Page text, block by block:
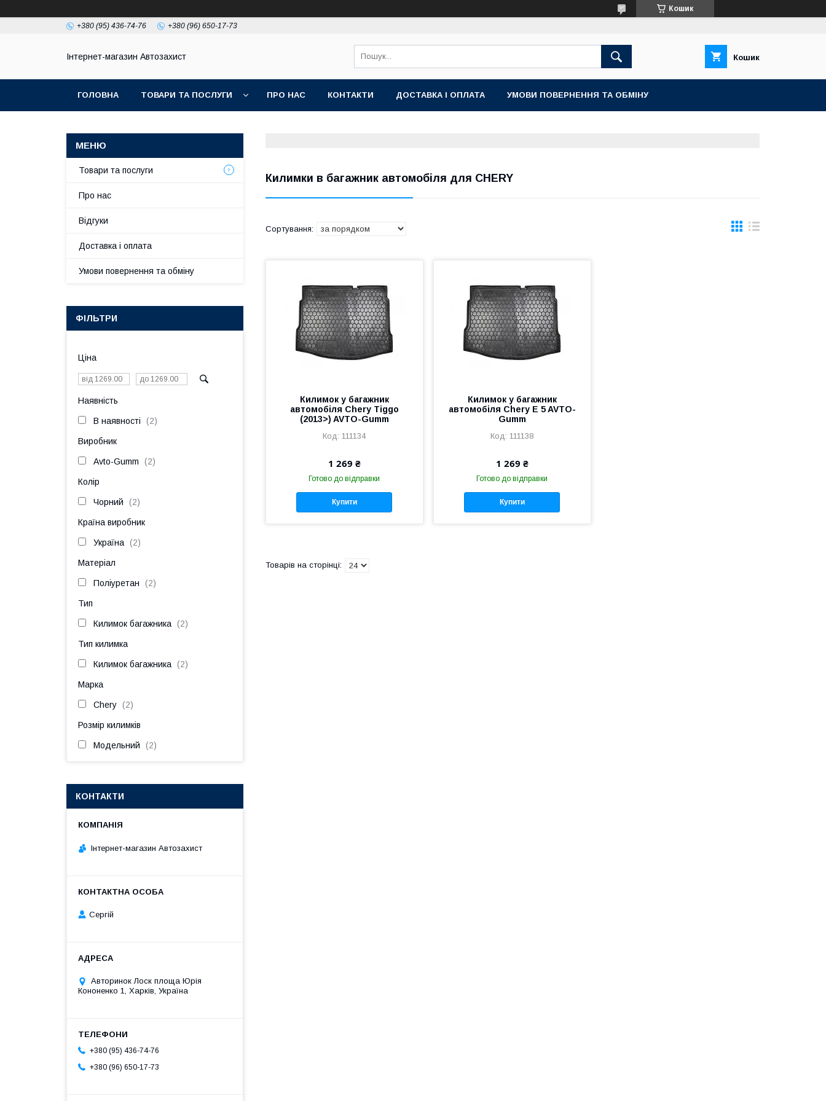
Кошик
+380 (95) 436-74-76 +380 (96) 650-17-73
Інтернет-магазин Автозахист Кошик
ГОЛОВНА ТОВАРИ ТА ПОСЛУГИ ПРО НАС КОНТАКТИ ДОСТАВКА І ОПЛАТА УМОВИ ПОВЕРНЕННЯ ТА ОБМІНУ
Килимки в багажник автомобіля для CHERY
Килимок у багажник
автомобіля Chery Tiggo
(2013>) AVTO-Gumm
111134
1 269 ₴
Готово до відправки
Купити
Килимок у багажник
автомобіля Chery E 5 AVTO-
Gumm
111138
1 269 ₴
Готово до відправки
Купити
Товари та послуги
Про нас
Відгуки
Доставка і оплата
Умови повернення та обміну
ФІЛЬТРИ
Ціна
Наявність
В наявності 2
Виробник
Avto-Gumm 2
Колір
Чорний 2
Країна виробник
Україна 2
Матеріал
Поліуретан 2
Тип
Килимок багажника 2
Тип килимка
Килимок багажника 2
Марка
Chery 2
Розмір килимків
Модельний 2
КОНТАКТИ
Інтернет-магазин Автозахист
Сергій
Авторинок Лоск площа Юрія
Кононенко 1, Харків, Україна
+380 (95) 436-74-76
+380 (96) 650-17-73